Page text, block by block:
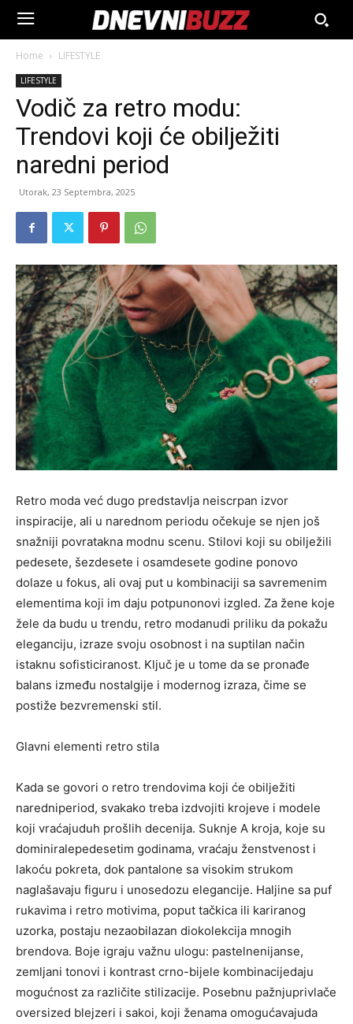
Home LIFESTYLE
LIFESTYLE
Vodič za retro modu:
Trendovi koji će obilježiti
naredni period
Utorak, 23 Septembra, 2025
Retro moda već dugo predstavlja neiscrpan izvor
inspiracije, ali u narednom periodu očekuje se njen još
snažniji povratakna modnu scenu. Stilovi koji su obilježili
pedesete, šezdesete i osamdesete godine ponovo
dolaze u fokus, ali ovaj put u kombinaciji sa savremenim
elementima koji im daju potpunonovi izgled. Za žene koje
žele da budu u trendu, retro modanudi priliku da pokažu
eleganciju, izraze svoju osobnost i na suptilan način
istaknu sofisticiranost. Ključ je u tome da se pronađe
balans između nostalgije i modernog izraza, čime se
postiže bezvremenski stil.
Glavni elementi retro stila
Kada se govori o retro trendovima koji će obilježiti
naredniperiod, svakako treba izdvojiti krojeve i modele
koji vraćajuduh prošlih decenija. Suknje A kroja, koje su
dominiralepedesetim godinama, vraćaju ženstvenost i
lakoću pokreta, dok pantalone sa visokim strukom
naglašavaju figuru i unosedozu elegancije. Haljine sa puf
rukavima i retro motivima, poput tačkica ili kariranog
uzorka, postaju nezaobilazan diokolekcija mnogih
brendova. Boje igraju važnu ulogu: pastelnenijanse,
zemljani tonovi i kontrast crno-bijele kombinacijedaju
mogućnost za različite stilizacije. Posebnu pažnjuprivlače
oversized blejzeri i sakoi, koji ženama omogućavajuda